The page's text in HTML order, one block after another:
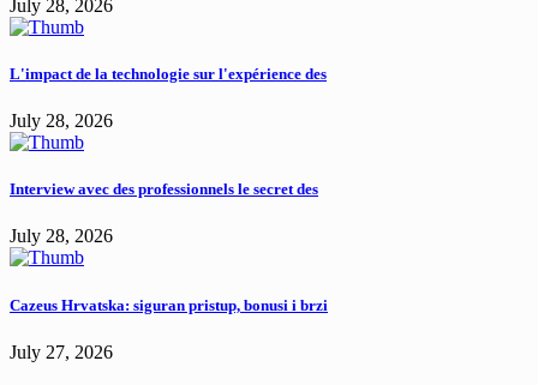
July 28, 2026
L'impact de la technologie sur l'expérience des
July 28, 2026
Interview avec des professionnels le secret des
July 28, 2026
Cazeus Hrvatska: siguran pristup, bonusi i brzi
July 27, 2026